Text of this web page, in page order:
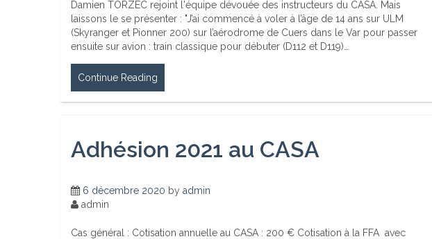
Damien TORZEC rejoint l'équipe dévouée des instructeurs du CASA. Mais
laissons le se présenter : "J’ai commencé à voler à l’âge de 14 ans sur ULM
(Skyranger et Pionner 200) sur l’aérodrome de Cuers dans le Var pour passer
ensuite sur avion : train classique pour débuter (D112 et D119)…
Continue Reading
Adhésion 2021 au CASA
6 décembre 2020 by admin
admin
Cas général : Cotisation annuelle au CASA : 200 € Cotisation à la FFA avec